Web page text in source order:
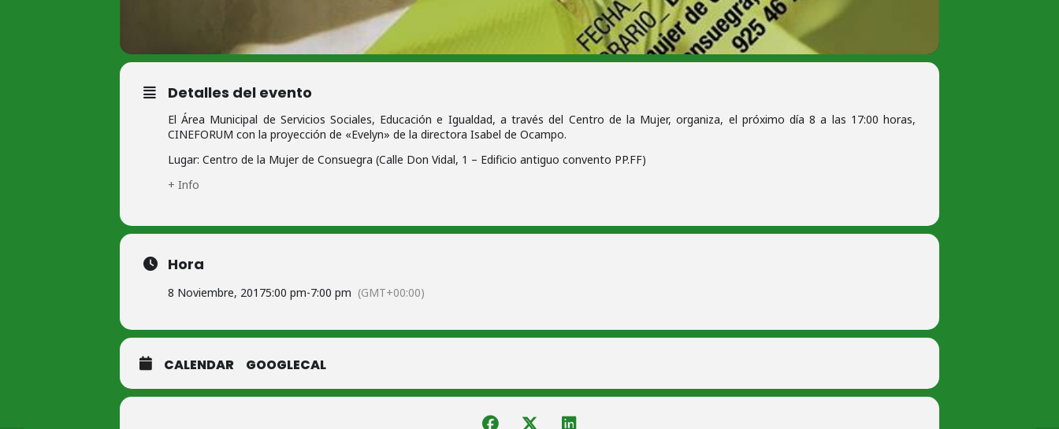
Detalles del evento
El Área Municipal de Servicios Sociales, Educación e Igualdad, a través del Centro de la Mujer, organiza, el próximo día 8 a las 17:00 horas,
CINEFORUM con la proyección de «Evelyn» de la directora Isabel de Ocampo.
Lugar: Centro de la Mujer de Consuegra (Calle Don Vidal, 1 – Edificio antiguo convento PP.FF)
+ Info
Hora
8 Noviembre, 20175:00 pm-7:00 pm (GMT+00:00)
CALENDAR GOOGLECAL